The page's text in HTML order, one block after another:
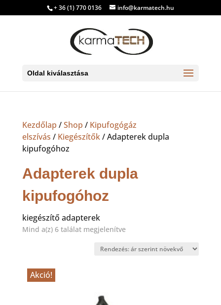
+ 36 (1) 770 0136 info@karmatech.hu
Oldal kiválasztása
Kezdőlap /Shop / Kipufogógáz
elszívás / Kiegészítők/ Adapterek dupla
kipufogóhoz
Adapterek dupla
kipufogóhoz
kiegészítő adapterek
Mind a(z) 6 találat megjelenítveSorted
price:
Akció!